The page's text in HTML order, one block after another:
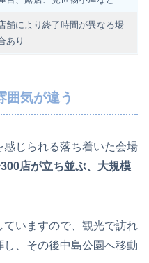
舗により終了時間が異なる場
あり
囲気が違う
じられる落ち着いた会場
店が立ち並ぶ、大規模
いますので、観光で訪れ
、その後中島公園へ移動